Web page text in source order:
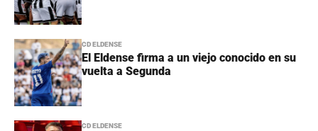
CD ELDENSE
El Eldense firma a un viejo conocido en su
vuelta a Segunda
CD ELDENSE